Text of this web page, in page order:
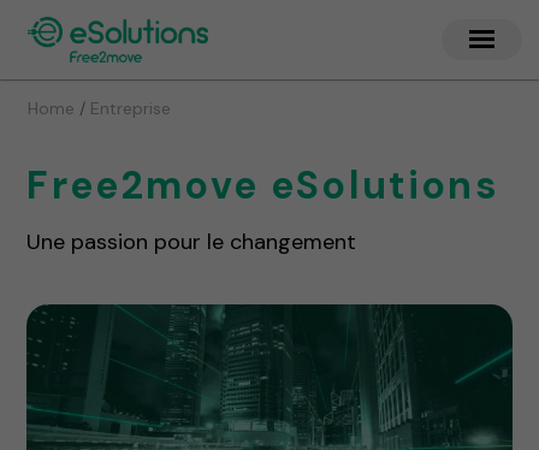
Home / Entreprise
Free2move eSolutions
Une passion pour le changement